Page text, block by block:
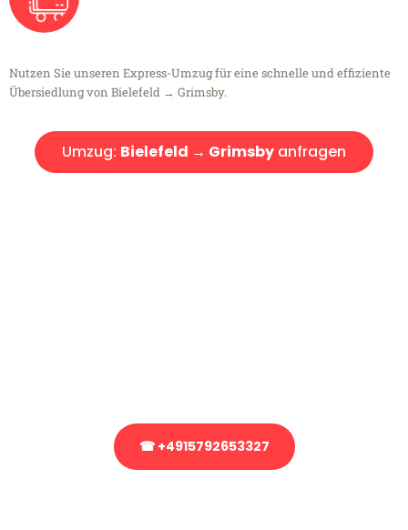
Nutzen Sie unseren Express-Umzug für eine schnelle und effiziente
Übersiedlung von Bielefeld → Grimsby.
Umzug: Bielefeld → Grimsby anfragen
☎ +4915792653327